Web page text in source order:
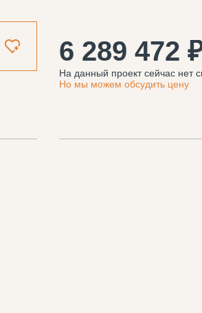
6 289 472
На данный проект сейчас нет
Но мы можем обсудить цену